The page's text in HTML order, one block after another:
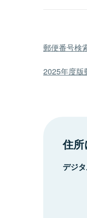
郵便番号検
2025年度版
住所
デジ